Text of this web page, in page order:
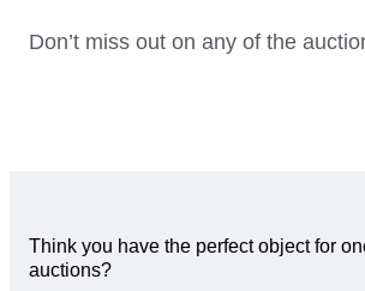
Don’t miss out on any of the
Think you have the perfect object for
auctions?